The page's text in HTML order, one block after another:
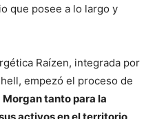
que posee a lo largo y
Raízen, integrada por
empezó el proceso de
tanto para la